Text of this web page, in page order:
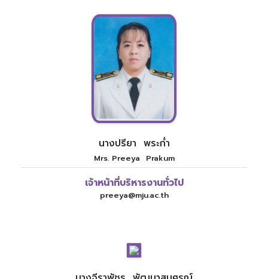
นางปรียา พระก่ำ
Mrs. Preeya Prakum
เจ้าหน้าที่บริหารงานทั่วไป
preeya@mju.ac.th